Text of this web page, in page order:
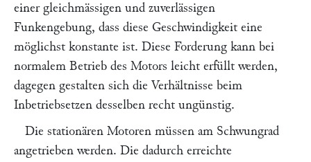
einer gleichmässigen und zuverlässigen
Funkengebung, dass diese Geschwindigkeit eine
möglichst konstante ist. Diese Forderung kann bei
normalem Betrieb des Motors leicht erfüllt werden,
dagegen gestalten sich die Verhältnisse beim
Inbetriebsetzen desselben recht ungünstig.
Die stationären Motoren müssen am Schwungrad
angetrieben werden. Die dadurch erreichte